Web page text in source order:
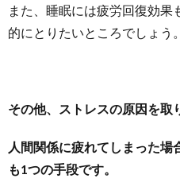
また、睡眠には疲労回復効果
的にとりたいところでしょう。
その他、ストレスの原因を取
人間関係に疲れてしまった
も1つの手段です。